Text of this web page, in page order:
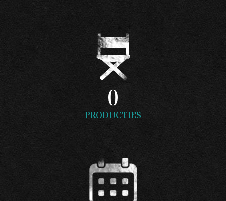
0
PRODUCTIES